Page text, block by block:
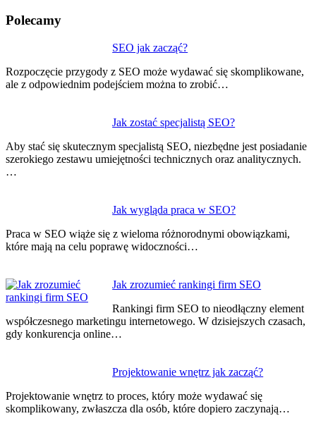
Polecamy
SEO jak zacząć?
Rozpoczęcie przygody z SEO może wydawać się skomplikowane,
ale z odpowiednim podejściem można to zrobić…
Jak zostać specjalistą SEO?
Aby stać się skutecznym specjalistą SEO, niezbędne jest posiadanie
szerokiego zestawu umiejętności technicznych oraz analitycznych.
…
Jak wygląda praca w SEO?
Praca w SEO wiąże się z wieloma różnorodnymi obowiązkami,
które mają na celu poprawę widoczności…
Jak zrozumieć rankingi firm SEO
Rankingi firm SEO to nieodłączny element
współczesnego marketingu internetowego. W dzisiejszych czasach,
gdy konkurencja online…
Projektowanie wnętrz jak zacząć?
Projektowanie wnętrz to proces, który może wydawać się
skomplikowany, zwłaszcza dla osób, które dopiero zaczynają…
wpisu